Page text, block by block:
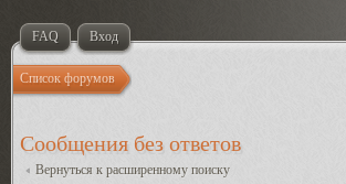
FAQ Вход
Список форумов
Сообщения без ответов
Вернуться к расширенному поиску